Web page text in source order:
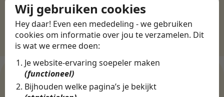
Wij gebruiken cookies
Hey daar! Even een mededeling - we gebruiken
cookies om informatie over jou te verzamelen. Dit
is wat we ermee doen:
Je website-ervaring soepeler maken
(functioneel)
Bijhouden welke pagina’s je bekijkt